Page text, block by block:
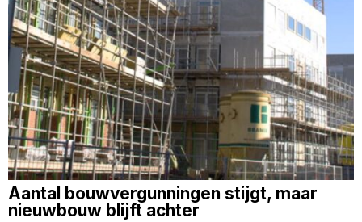
Aantal bouwvergunningen stijgt, maar
nieuwbouw blijft achter